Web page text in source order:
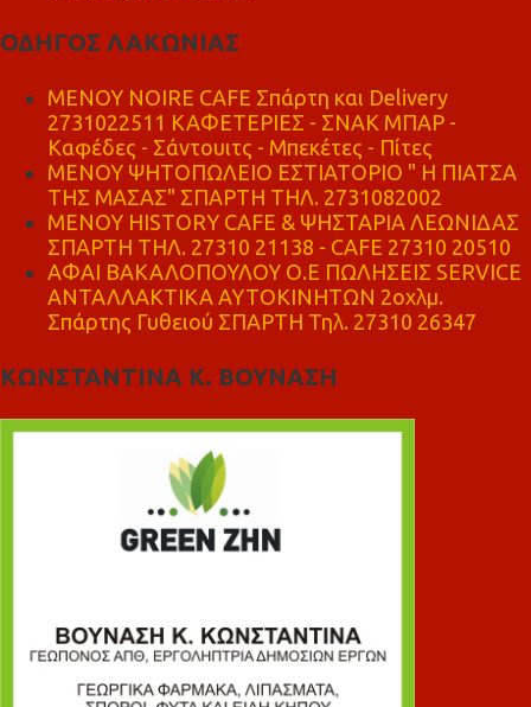
ΟΔΗΓΟΣ ΛΑΚΩΝΙΑΣ
MENOY NOIRE CAFE Σπάρτη και Delivery
2731022511 ΚΑΦΕΤΕΡΙΕΣ - ΣΝΑΚ ΜΠΑΡ -
Καφέδες - Σάντουιτς - Μπεκέτες - Πίτες
ΜΕΝΟΥ ΨΗΤΟΠΩΛΕΙΟ ΕΣΤΙΑΤΟΡΙΟ " Η ΠΙΑΤΣΑ
ΤΗΣ ΜΑΣΑΣ" ΣΠΑΡΤΗ ΤΗΛ. 2731082002
ΜΕΝΟΥ HISTORY CAFE & ΨΗΣΤΑΡΙΑ ΛΕΩΝΙΔΑΣ
ΣΠΑΡΤΗ ΤΗΛ. 27310 21138 - CAFE 27310 20510
ΑΦΑΙ ΒΑΚΑΛΟΠΟΥΛΟΥ Ο.Ε ΠΩΛΗΣΕΙΣ SERVICE
ΑΝΤΑΛΛΑΚΤΙΚΑ ΑΥΤΟΚΙΝΗΤΩΝ 2οχλμ.
Σπάρτης Γυθειού ΣΠΑΡΤΗ Τηλ. 27310 26347
ΚΩΝΣΤΑΝΤΙΝΑ Κ. ΒΟΥΝΑΣΗ